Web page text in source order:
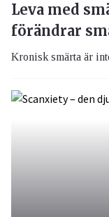
Leva med
förändrar
Kronisk smärta är